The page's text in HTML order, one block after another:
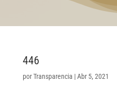
446
porTransparencia |Abr 5, 2021